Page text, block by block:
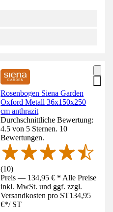
Rosenbogen Siena Garden
Oxford Metall 36x150x250
cm anthrazit
Durchschnittliche Bewertung:
4.5 von 5 Sternen. 10
Bewertungen.
(10)
Preis — 134,95 € * Alle Preise
inkl. MwSt. und ggf. zzgl.
Versandkosten pro ST134,95
€*/ ST